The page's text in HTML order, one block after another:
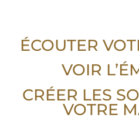
ÉCOUTER
VOIR
CRÉER LES
VOTRE